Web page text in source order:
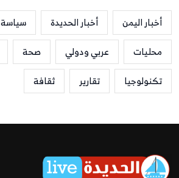
أخبار اليمن أخبار الحديدة سياسة
محليات
عربي ودولي صحة
تكنولوجيا
تقارير ثقافة